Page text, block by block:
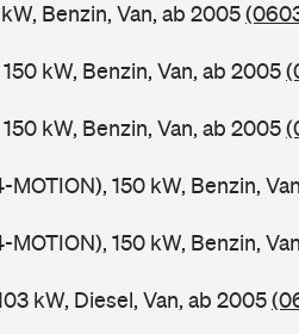
Benzin, Van, ab 2005
kW, Benzin, Van, ab 2005
kW, Benzin, Van, ab 2005
150 kW, Benzin,
150 kW, Benzin,
kW, Diesel, Van, ab 2005